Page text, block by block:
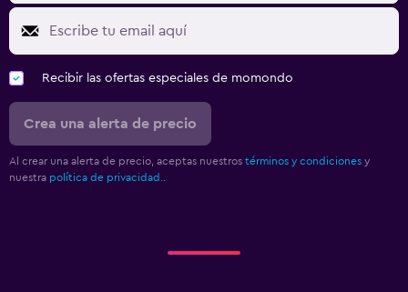
Recibir las ofertas especiales de momondo
Crea una alerta de precio
Al crear una alerta de precio, aceptas nuestros términos y condiciones y
nuestra política de privacidad.